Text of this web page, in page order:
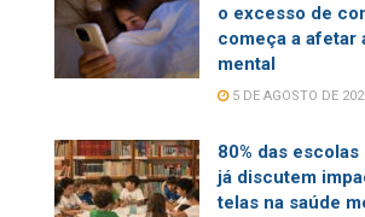
o excesso de
começa a afetar
mental
5 DE AGOSTO DE
80% das
já discutem
telas na saúde